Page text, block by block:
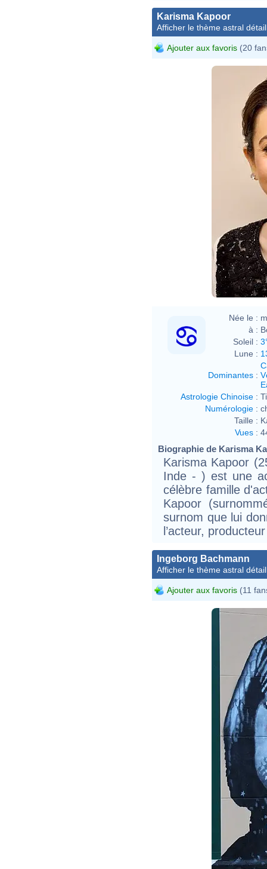
Karisma Kapoor
Afficher le thème astral
Ajouter aux favoris (20
Née le :
à :
Soleil :
Lune :
Dominantes :
Astrologie Chinoise :
Numérologie :
Taille :
Vues :
Biographie de Karisma
Karisma Kapoor
Inde - ) est une
célèbre famille
Kapoor
surnom que lui
l’acteur,
Ingeborg Bachmann
Afficher le thème astral
Ajouter aux favoris (11